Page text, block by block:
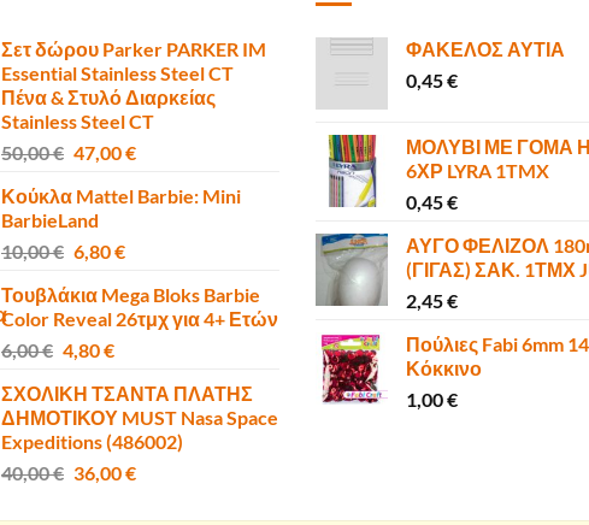
Σετ δώρου Parker PARKER IM
Essential Stainless Steel CT
Πένα & Στυλό Διαρκείας
Stainless Steel CT
50,00€ Original
was:
50,00 €.
47,00€Η
τιμή
Κούκλα Mattel Barbie: Mini
BarbieLand
10,00€ Original
was:
10,00 €.
6,80€Η
τιμή
είναι:
Τουβλάκια Mega Bloks Barbie
Color Reveal 26τμχ για 4+ Ετών
6,00€ Original
was:
6,00 €.
4,80€Η
τιμή
είναι:
4,80 €.
ΣΧΟΛΙΚΗ ΤΣΑΝΤΑ ΠΛΑΤΗΣ
ΔΗΜΟΤΙΚΟΥ MUST Nasa Space
Expeditions (486002)
40,00€ Original
36,00€Η
ΦΑΚΕΛΟΣ ΑΥΤΙΑ
0,45€
ΜΟΛΥΒΙ ΜΕ ΓΟΜΑ
6ΧΡ LYRA 1TMX
0,45€
ΑΥΓΟ ΦΕΛΙΖΟΛ
(ΓΙΓΑΣ) ΣΑΚ. 1ΤΜΧ
2,45€
Πούλιες Fabi 6mm
Κόκκινο
1,00€